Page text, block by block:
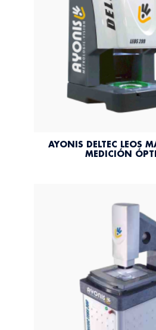
AYONIS DELTEC LEOS
MEDICIÓN